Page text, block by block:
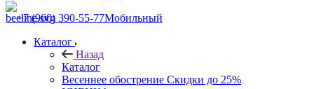
+7 (960) 390-55-77Мобильный
Каталог
Назад
Каталог
Весеннее обострение Скидки до 25%